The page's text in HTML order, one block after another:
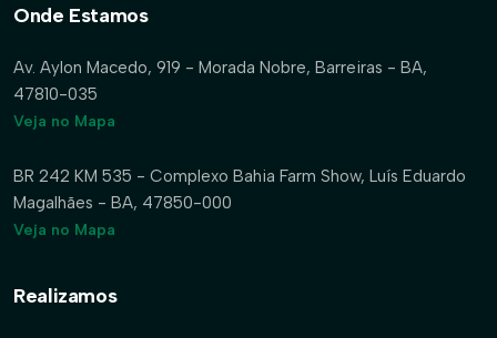
Onde Estamos
Av. Aylon Macedo, 919 - Morada Nobre, Barreiras - BA,
47810-035
Veja no Mapa
BR 242 KM 535 - Complexo Bahia Farm Show, Luís Eduardo
Magalhães - BA, 47850-000
Veja no Mapa
Realizamos